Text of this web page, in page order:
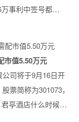
万事利中签号都…
市值5.50万元
司将于9月16日开
票简称为301073，
君亭酒店什么时候…